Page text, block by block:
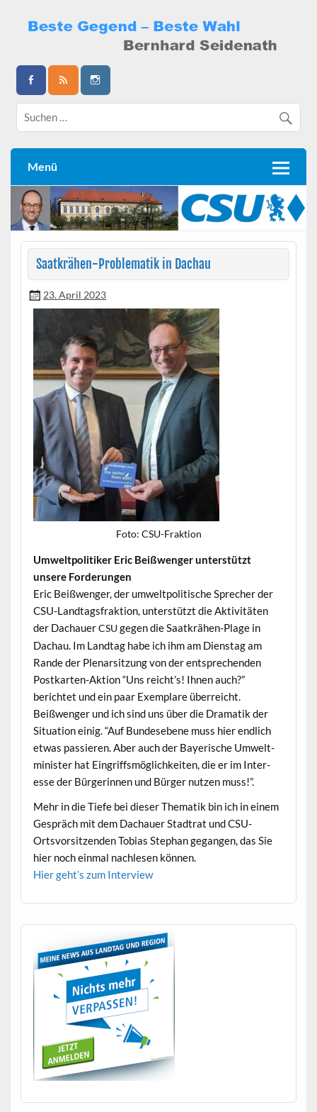
content
Bernhard Seidenath
Menü
Saatkrähen-Problematik in Dachau
23. April 2023
Foto: CSU-Frak­tion
Umwelt­poli­tik­er Eric Beißwenger unter­stützt
unsere Forderungen
Eric Beißwenger, der umwelt­poli­tis­che Sprech­er der
CSU-Land­tags­frak­tion, unter­stützt die Aktiv­itäten
der DachauerCSUgegen die Saatkrähen-Plage in
Dachau. Im Land­tag habe ich ihm am Dien­stag am
Rande der Ple­nar­sitzung von der entsprechen­den
Postkarten-Aktion “Uns reicht’s! Ihnen auch?”
berichtet und ein paar Exem­plare über­re­icht.
Beißwenger und ich sind uns über die Dra­matik der
Sit­u­a­tion einig. “Auf Bun­de­sebene muss hier endlich
etwas passieren. Aber auch der Bay­erische Umwelt­
min­is­ter hat Ein­griff­s­möglichkeit­en, die er im Inter­
esse der Bürg­erin­nen und Bürg­er nutzen muss!”.
Mehr in die Tiefe bei dieser The­matik bin ich in einem
Gespräch mit dem Dachauer Stad­trat und CSU-
Ortsvor­sitzen­den Tobias Stephan gegan­gen, das Sie
hier noch ein­mal nach­le­sen können.
Hier geht’s zum Interview